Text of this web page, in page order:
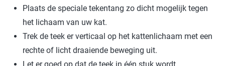
Plaats de speciale tekentang zo dicht mogelijk tegen
het lichaam van uw kat.
Trek de teek er verticaal op het kattenlichaam met een
rechte of licht draaiende beweging uit.